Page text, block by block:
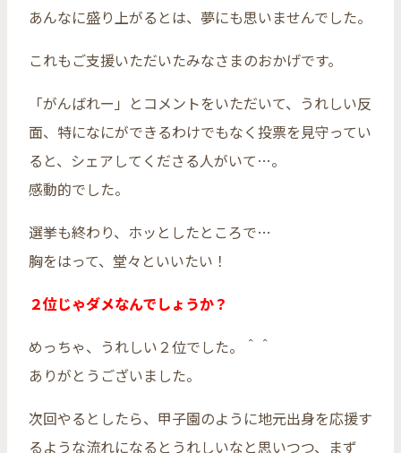
あんなに盛り上がるとは、夢にも思いませんでした。
これもご支援いただいたみなさまのおかげです。
「がんばれー」とコメントをいただいて、うれしい反
面、特になにができるわけでもなく投票を見守ってい
ると、シェアしてくださる人がいて…。
感動的でした。
選挙も終わり、ホッとしたところで…
胸をはって、堂々といいたい！
２位じゃダメなんでしょうか？
めっちゃ、うれしい２位でした。＾＾
ありがとうございました。
次回やるとしたら、甲子園のように地元出身を応援す
るような流れになるとうれしいなと思いつつ、まず